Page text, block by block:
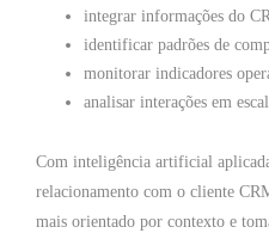
integrar informações do
identificar padrões de
monitorar indicadores
analisar interações em
Com inteligência artificial
relacionamento com o cliente
mais orientado por contexto e